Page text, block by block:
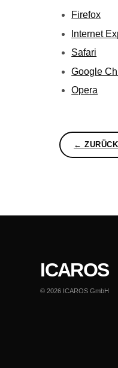
Firefox
Internet
Safari
Google
Opera
←
ICAROS
© 2026 ICAROS GmbH